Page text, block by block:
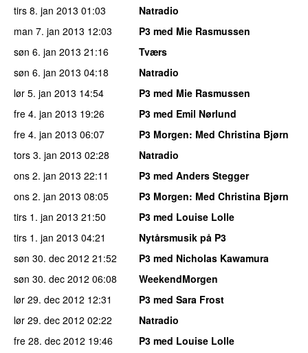
tirs 8. jan 2013 01:03
Natradio
man 7. jan 2013 12:03
P3 med Mie Rasmussen
søn 6. jan 2013 21:16
Tværs
søn 6. jan 2013 04:18
Natradio
lør 5. jan 2013 14:54
P3 med Mie Rasmussen
fre 4. jan 2013 19:26
P3 med Emil Nørlund
fre 4. jan 2013 06:07 P3 Morgen: Med Christina Bjørn
tors 3. jan 2013 02:28
Natradio
ons 2. jan 2013 22:11
P3 med Anders Stegger
ons 2. jan 2013 08:05 P3 Morgen: Med Christina Bjørn
tirs 1. jan 2013 21:50
P3 med Louise Lolle
tirs 1. jan 2013 04:21
Nytårsmusik på P3
søn 30. dec 2012 21:52
P3 med Nicholas Kawamura
søn 30. dec 2012 06:08
WeekendMorgen
lør 29. dec 2012 12:31
P3 med Sara Frost
lør 29. dec 2012 02:22
Natradio
fre 28. dec 2012 19:46
P3 med Louise Lolle